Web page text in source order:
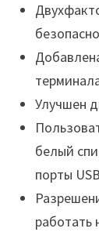
Улучшен
белый
порты
работать